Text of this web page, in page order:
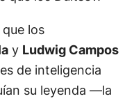
los
y Ludwig Campos
de inteligencia
su leyenda —la